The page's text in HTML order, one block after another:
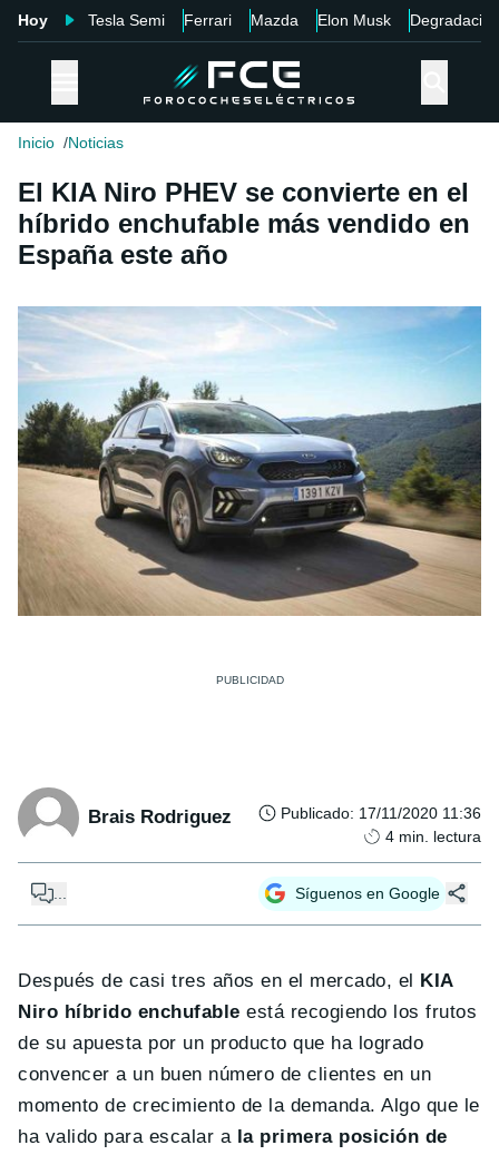
Hoy Tesla Semi Ferrari Mazda Elon Musk Degradación
Inicio Noticias
El KIA Niro PHEV se convierte en el
híbrido enchufable más vendido en
España este año
Brais Rodriguez Publicado: 17/11/2020 11:36
4 min. lectura
Síguenos en Google
Después de casi tres años en el mercado, el KIA
Niro híbrido enchufable está recogiendo los frutos
de su apuesta por un producto que ha logrado
convencer a un buen número de clientes en un
momento de crecimiento de la demanda. Algo que le
ha valido para escalar a la primera posición de